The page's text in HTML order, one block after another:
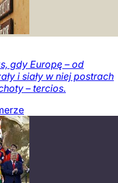
gdy Europę – od
i siały w niej postrach
– tercios.